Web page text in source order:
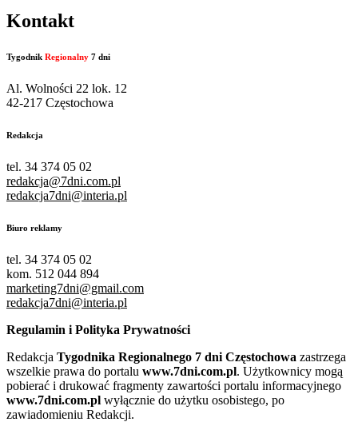
Kontakt
Tygodnik Regionalny 7 dni
Al. Wolności 22 lok. 12
42-217 Częstochowa
Redakcja
tel. 34 374 05 02
redakcja@7dni.com.pl
redakcja7dni@interia.pl
Biuro reklamy
tel. 34 374 05 02
kom. 512 044 894
marketing7dni@gmail.com
redakcja7dni@interia.pl
Regulamin i Polityka Prywatności
Redakcja Tygodnika Regionalnego 7 dni Częstochowa zastrzega
wszelkie prawa do portalu www.7dni.com.pl. Użytkownicy mogą
pobierać i drukować fragmenty zawartości portalu informacyjnego
www.7dni.com.pl wyłącznie do użytku osobistego, po
zawiadomieniu Redakcji.